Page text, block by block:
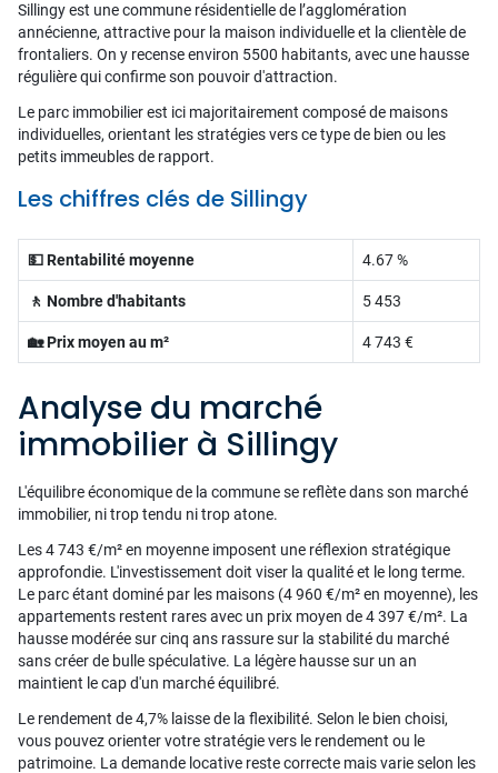
Sillingy est une commune résidentielle de l’agglomération
annécienne, attractive pour la maison individuelle et la clientèle de
frontaliers. On y recense environ 5500 habitants, avec une hausse
régulière qui confirme son pouvoir d'attraction.
Le parc immobilier est ici majoritairement composé de maisons
individuelles, orientant les stratégies vers ce type de bien ou les
petits immeubles de rapport.
Les chiffres clés de Sillingy
💵 Rentabilité moyenne 4.67 %
🚶 Nombre d'habitants 5 453
🏡 Prix moyen au m² 4 743 €
Analyse du marché
immobilier à Sillingy
L'équilibre économique de la commune se reflète dans son marché
immobilier, ni trop tendu ni trop atone.
Les 4 743 €/m² en moyenne imposent une réflexion stratégique
approfondie. L'investissement doit viser la qualité et le long terme.
Le parc étant dominé par les maisons (4 960 €/m² en moyenne), les
appartements restent rares avec un prix moyen de 4 397 €/m². La
hausse modérée sur cinq ans rassure sur la stabilité du marché
sans créer de bulle spéculative. La légère hausse sur un an
maintient le cap d'un marché équilibré.
Le rendement de 4,7% laisse de la flexibilité. Selon le bien choisi,
vous pouvez orienter votre stratégie vers le rendement ou le
patrimoine. La demande locative reste correcte mais varie selon les